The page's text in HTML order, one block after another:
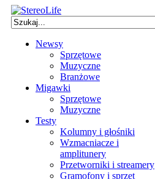
Newsy
Sprzętowe
Muzyczne
Branżowe
Migawki
Sprzętowe
Muzyczne
Testy
Kolumny i głośniki
Wzmacniacze i
amplitunery
Przetworniki i streamery
Gramofony i sprzęt